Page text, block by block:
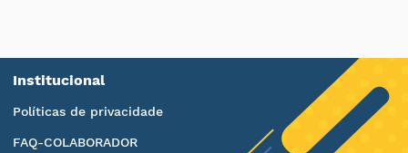
Institucional
Políticas de privacidade
FAQ-COLABORADOR